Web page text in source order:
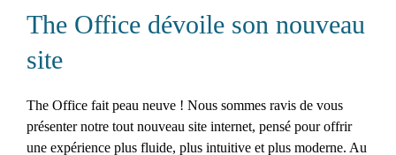
The Office dévoile son nouveau
site
The Office fait peau neuve ! Nous sommes ravis de vous
présenter notre tout nouveau site internet, pensé pour offrir
une expérience plus fluide, plus intuitive et plus moderne. Au